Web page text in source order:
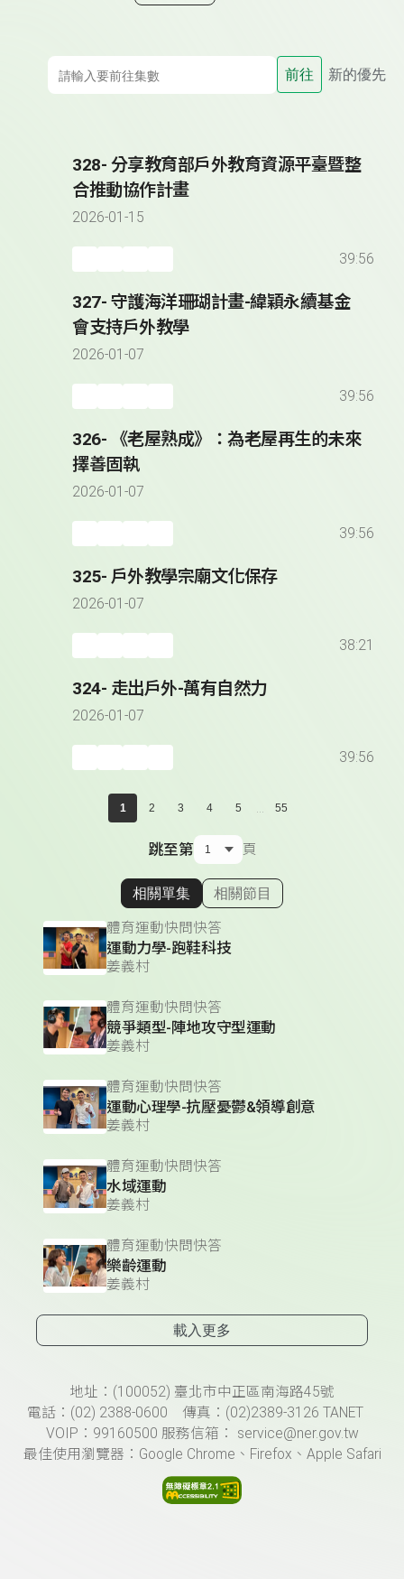
前往 新的優先
328- 分享教育部戶外教育資源平臺暨整
合推動協作計畫
2026-01-15
39:56
327- 守護海洋珊瑚計畫-緯穎永續基金
會支持戶外教學
2026-01-07
39:56
326- 《老屋熟成》：為老屋再生的未來
擇善固執
2026-01-07
39:56
325- 戶外教學宗廟文化保存
2026-01-07
38:21
324- 走出戶外-萬有自然力
2026-01-07
39:56
1 2 3 4 5 ... 55
跳至第 頁
顯示相關單集
相關單集 相關節目
體育運動快問快答
運動力學-跑鞋科技
姜義村
體育運動快問快答
競爭類型-陣地攻守型運動
姜義村
體育運動快問快答
運動心理學-抗壓憂鬱&領導創意
姜義村
體育運動快問快答
水域運動
姜義村
體育運動快問快答
樂齡運動
姜義村
載入更多
頁尾資訊地址：(100052) 臺北市中正區南海路45號
電話：(02) 2388-0600 傳真：(02)2389-3126 TANET
VOIP：99160500 服務信箱： service@ner.gov.tw
最佳使用瀏覽器：Google Chrome、Firefox、Apple Safari